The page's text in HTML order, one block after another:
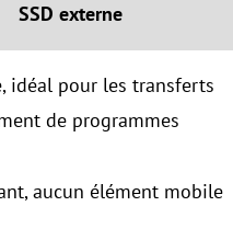
SSD externe
idéal pour les transferts
de programmes
aucun élément mobile